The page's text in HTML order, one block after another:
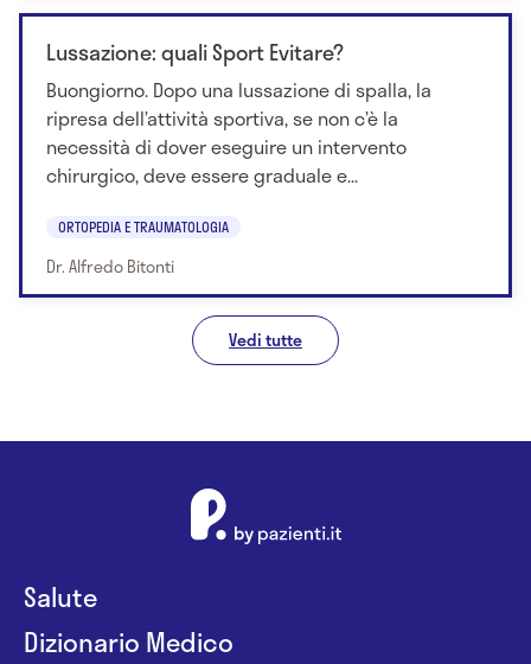
Lussazione: quali Sport Evitare?
Buongiorno. Dopo una lussazione di spalla, la
ripresa dell’attività sportiva, se non c’è la
necessità di dover eseguire un intervento
chirurgico, deve essere graduale e...
ORTOPEDIA E TRAUMATOLOGIA
Dr. Alfredo Bitonti
Vedi tutte
Salute
Dizionario Medico